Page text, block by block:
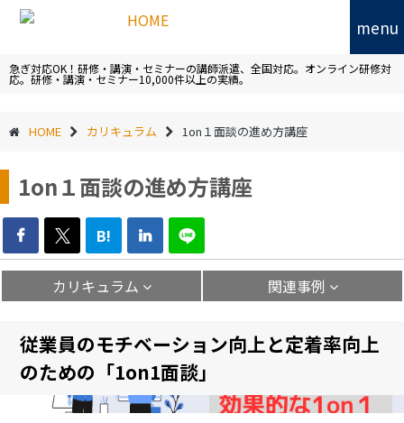
急ぎ対応OK！研修・講演・セミナーの講師派遣、全国対応。オンライン研修対
応。研修・講演・セミナー10,000件以上の実績。
HOME カリキュラム 1on１面談の進め方講座
1on１面談の進め方講座
B!
カリキュラム 関連事例
従業員のモチベーション向上と定着率向上
のための「1on1面談」
menu